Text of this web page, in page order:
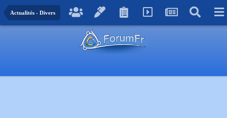
Actualités - Divers